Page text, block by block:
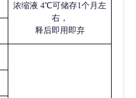
浓缩液 4℃可储存1个月左
右，
释后即用即弃